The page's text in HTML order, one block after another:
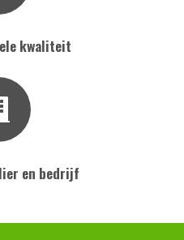
kwaliteit
en bedrijf